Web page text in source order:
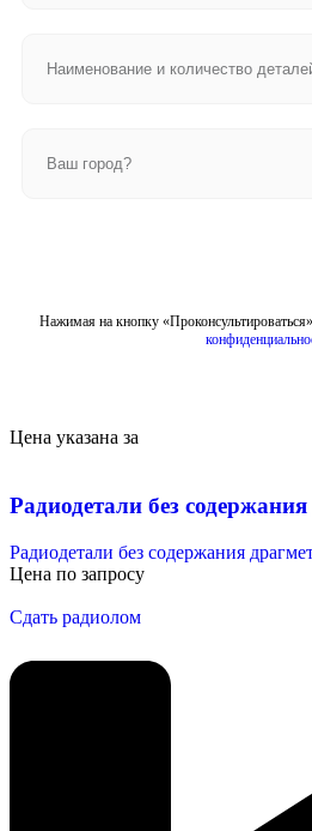
Нажимая на кнопку
Цена указана за
Радиодетали без
Радиодетали без содержания
Цена по запросу
Сдать радиолом